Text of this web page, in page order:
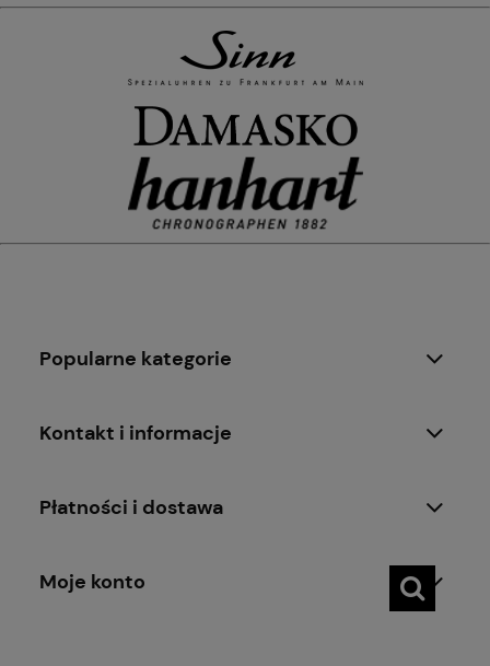
Popularne kategorie
Kontakt i informacje
Płatności i dostawa
Moje konto